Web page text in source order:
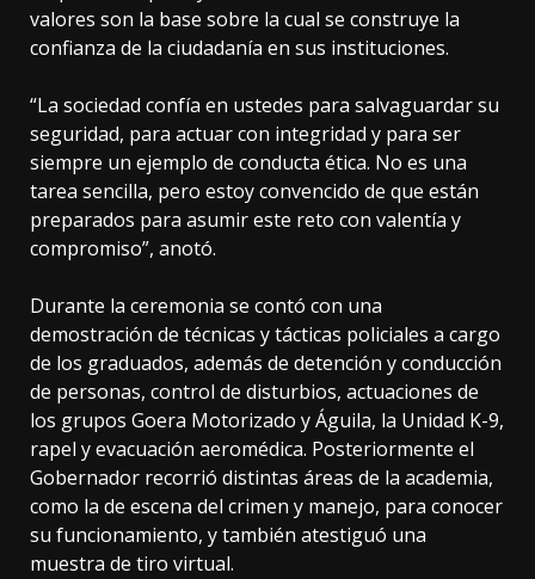
valores son la base sobre la cual se construye la
confianza de la ciudadanía en sus instituciones.
“La sociedad confía en ustedes para salvaguardar su
seguridad, para actuar con integridad y para ser
siempre un ejemplo de conducta ética. No es una
tarea sencilla, pero estoy convencido de que están
preparados para asumir este reto con valentía y
compromiso”, anotó.
Durante la ceremonia se contó con una
demostración de técnicas y tácticas policiales a cargo
de los graduados, además de detención y conducción
de personas, control de disturbios, actuaciones de
los grupos Goera Motorizado y Águila, la Unidad K-9,
rapel y evacuación aeromédica. Posteriormente el
Gobernador recorrió distintas áreas de la academia,
como la de escena del crimen y manejo, para conocer
su funcionamiento, y también atestiguó una
muestra de tiro virtual.